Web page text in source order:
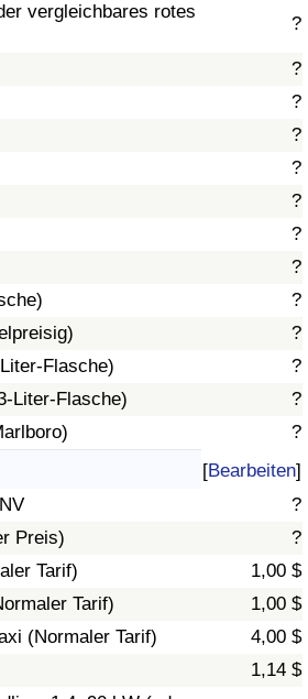
vergleichbares rotes
?
?
?
?
?
?
?
?
?
?
Flasche)
?
Liter-Flasche)
?
?
[Bearbeiten]
?
Preis)
?
Tarif)
1,00 $
Tarif)
1,00 $
(Normaler Tarif)
4,00 $
1,14 $
Index nach Land
Land